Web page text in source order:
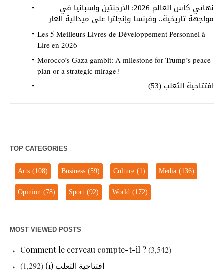
نهائي كأس العالم 2026: الأرجنتين وإسبانيا في
مواجهة تاريخية.. وفرنسا وإنجلترا على ميدالية العار
Les 5 Meilleurs Livres de Développement Personnel à
Lire en 2026
Morocco’s Gaza gambit: A milestone for Trump’s peace
plan or a strategic mirage?
افتتاحية الثعلب (53)
TOP CATEGORIES
Arts(108) Business(59) Culture(1) Media(136)
Opinion(78) Sport(92) World(172)
MOST VIEWED POSTS
Comment le cerveau compte-t-il ?(3,542)
افتتاحية الثعلب (1)
(1,292)